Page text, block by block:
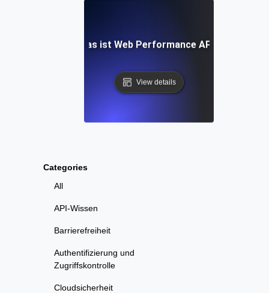
Categories
All
API-Wissen
Barrierefreiheit
Authentifizierung und
Zugriffskontrolle
Cloudsicherheit
Was ist Web Performance API?
View details